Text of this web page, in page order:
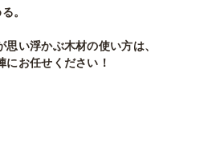
。
い浮かぶ木材の使い方は、
お任せください！